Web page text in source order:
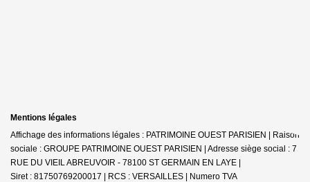
Mentions légales
Affichage des informations légales : PATRIMOINE OUEST PARISIEN | Raison
sociale : GROUPE PATRIMOINE OUEST PARISIEN | Adresse siège social : 7
RUE DU VIEIL ABREUVOIR - 78100 ST GERMAIN EN LAYE |
Siret : 81750769200017 | RCS : VERSAILLES | Numero TVA